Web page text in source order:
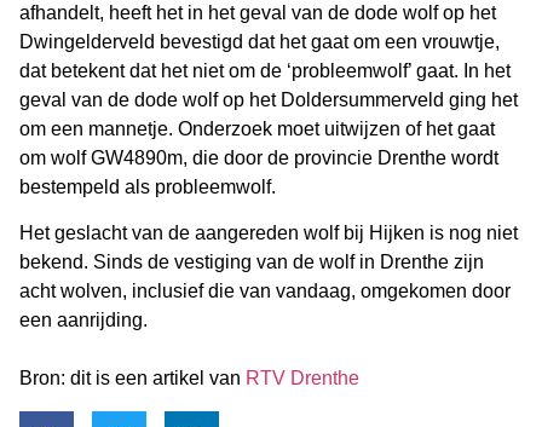
afhandelt, heeft het in het geval van de dode wolf op het
Dwingelderveld bevestigd dat het gaat om een vrouwtje,
dat betekent dat het niet om de ‘probleemwolf’ gaat. In het
geval van de dode wolf op het Doldersummerveld ging het
om een mannetje. Onderzoek moet uitwijzen of het gaat
om wolf GW4890m, die door de provincie Drenthe wordt
bestempeld als probleemwolf.
Het geslacht van de aangereden wolf bij Hijken is nog niet
bekend. Sinds de vestiging van de wolf in Drenthe zijn
acht wolven, inclusief die van vandaag, omgekomen door
een aanrijding.
Bron: dit is een artikel van RTV Drenthe